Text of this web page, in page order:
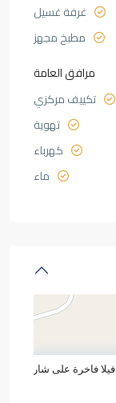
غرفة غسيل
مطبخ مجهز
مرافق العامة
تكييف مركزي
تهوية
كهرباء
ماء
فيلا فاخرة على شارعين